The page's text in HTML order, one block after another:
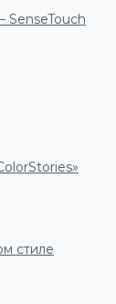
SenseTouch
стиле